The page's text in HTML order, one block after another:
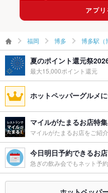
福岡 博多 博多駅（
夏のポイント還元祭
最大15,000ポイント還元
ホットペッパーグルメ
マイルがたまるお店特集
マイルがたまるお店をご紹介
今日明日予約できるお店
急ぎの飲み会でもネット予約